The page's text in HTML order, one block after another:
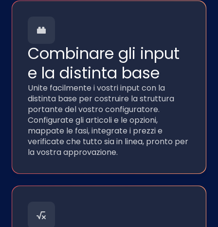
Combinare gli input
e la distinta base
Unite facilmente i vostri input con la
distinta base per costruire la struttura
portante del vostro configuratore.
Configurate gli articoli e le opzioni,
mappate le fasi, integrate i prezzi e
verificate che tutto sia in linea, pronto per
la vostra approvazione.